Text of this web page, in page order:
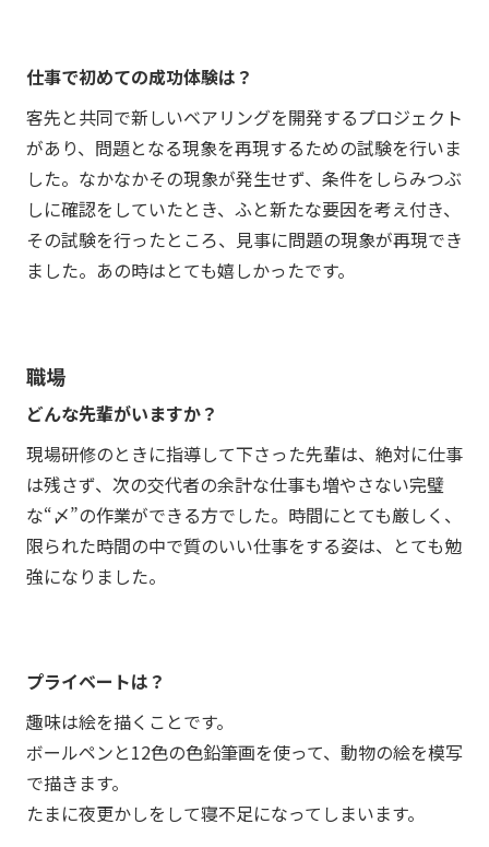
仕事で初めての成功体験は？
客先と共同で新しいベアリングを開発するプロジェクト
があり、問題となる現象を再現するための試験を行いま
した。なかなかその現象が発生せず、条件をしらみつぶ
しに確認をしていたとき、ふと新たな要因を考え付き、
その試験を行ったところ、見事に問題の現象が再現でき
ました。あの時はとても嬉しかったです。
職場
どんな先輩がいますか？
現場研修のときに指導して下さった先輩は、絶対に仕事
は残さず、次の交代者の余計な仕事も増やさない完璧
な“〆”の作業ができる方でした。時間にとても厳しく、
限られた時間の中で質のいい仕事をする姿は、とても勉
強になりました。
プライベートは？
趣味は絵を描くことです。
ボールペンと12色の色鉛筆画を使って、動物の絵を模写
で描きます。
たまに夜更かしをして寝不足になってしまいます。